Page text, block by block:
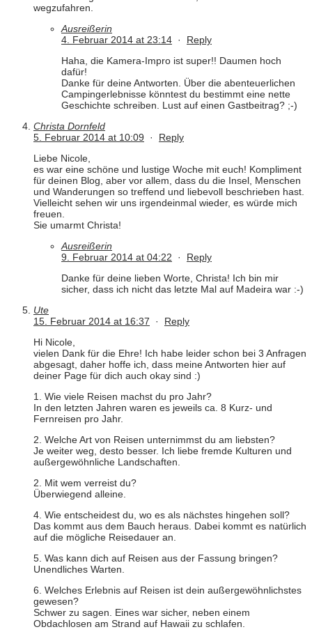
wegzufahren.
Ausreißerin
4. Februar 2014 at 23:14 · Reply
Haha, die Kamera-Impro ist super!! Daumen hoch
dafür!
Danke für deine Antworten. Über die abenteuerlichen
Campingerlebnisse könntest du bestimmt eine nette
Geschichte schreiben. Lust auf einen Gastbeitrag? ;-)
Christa Dornfeld
5. Februar 2014 at 10:09 · Reply
Liebe Nicole,
es war eine schöne und lustige Woche mit euch! Kompliment
für deinen Blog, aber vor allem, dass du die Insel, Menschen
und Wanderungen so treffend und liebevoll beschrieben hast.
Vielleicht sehen wir uns irgendeinmal wieder, es würde mich
freuen.
Sie umarmt Christa!
Ausreißerin
9. Februar 2014 at 04:22 · Reply
Danke für deine lieben Worte, Christa! Ich bin mir
sicher, dass ich nicht das letzte Mal auf Madeira war :-)
Ute
15. Februar 2014 at 16:37 · Reply
Hi Nicole,
vielen Dank für die Ehre! Ich habe leider schon bei 3 Anfragen
abgesagt, daher hoffe ich, dass meine Antworten hier auf
deiner Page für dich auch okay sind :)
1. Wie viele Reisen machst du pro Jahr?
In den letzten Jahren waren es jeweils ca. 8 Kurz- und
Fernreisen pro Jahr.
2. Welche Art von Reisen unternimmst du am liebsten?
Je weiter weg, desto besser. Ich liebe fremde Kulturen und
außergewöhnliche Landschaften.
2. Mit wem verreist du?
Überwiegend alleine.
4. Wie entscheidest du, wo es als nächstes hingehen soll?
Das kommt aus dem Bauch heraus. Dabei kommt es natürlich
auf die mögliche Reisedauer an.
5. Was kann dich auf Reisen aus der Fassung bringen?
Unendliches Warten.
6. Welches Erlebnis auf Reisen ist dein außergewöhnlichstes
gewesen?
Schwer zu sagen. Eines war sicher, neben einem
Obdachlosen am Strand auf Hawaii zu schlafen.